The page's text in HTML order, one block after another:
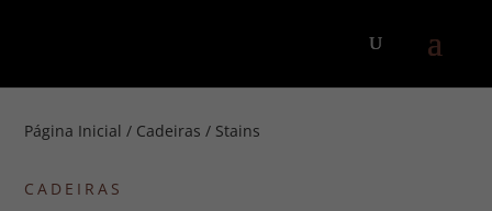
Página Inicial / Cadeiras / Stains
CADEIRAS